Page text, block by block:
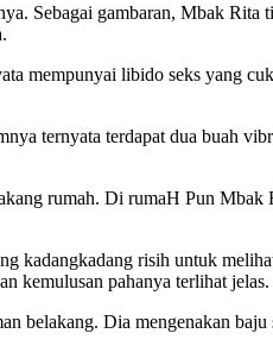
Sebagai gambaran, Mbak
mempunyai libido seks yang
ternyata terdapat dua buah
rumah. Di rumaH Pun
kadangkadang risih untuk
kemulusan pahanya terlihat jelas.
belakang. Dia mengenakan